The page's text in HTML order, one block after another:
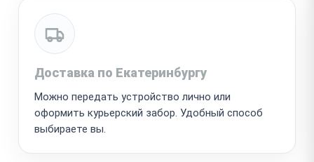
Доставка по Екатеринбургу
Можно передать устройство лично или
оформить курьерский забор. Удобный способ
выбираете вы.